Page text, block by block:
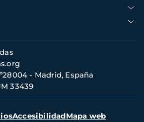
- Madrid, España
33439
AccesibilidadMapa web